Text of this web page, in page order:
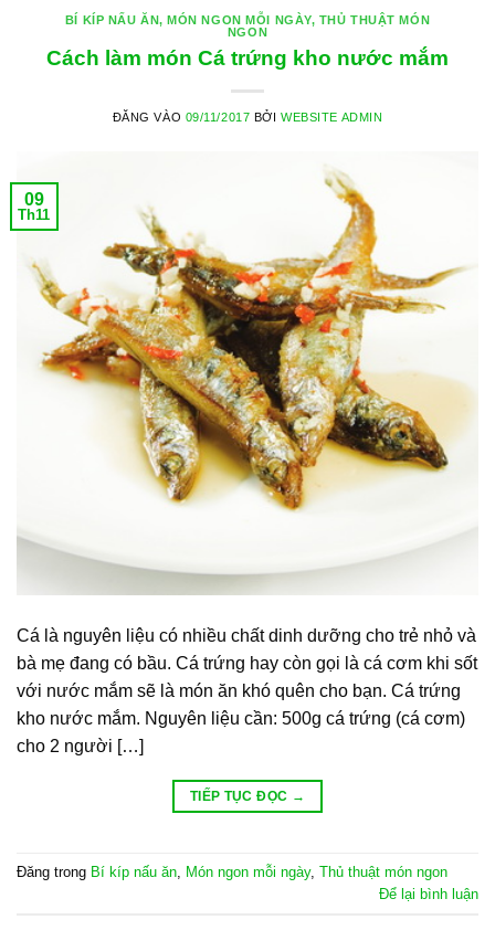
BÍ KÍP NẤU ĂN,MÓN NGON MỖI NGÀY, THỦ THUẬT MÓN
NGON
Cách làm món Cá trứng kho nước mắm
ĐĂNG VÀO 09/11/2017 BỞIWEBSITE ADMIN
09
Th11
Cá là nguyên liệu có nhiều chất dinh dưỡng cho trẻ nhỏ và
bà mẹ đang có bầu. Cá trứng hay còn gọi là cá cơm khi sốt
với nước mắm sẽ là món ăn khó quên cho bạn. Cá trứng
kho nước mắm. Nguyên liệu cần: 500g cá trứng (cá cơm)
cho 2 người […]
TIẾP TỤC ĐỌC →
Đăng trong Bí kíp nấu ăn Món ngon mỗi ngày, Thủ thuật món ngon
Để lại bình luận